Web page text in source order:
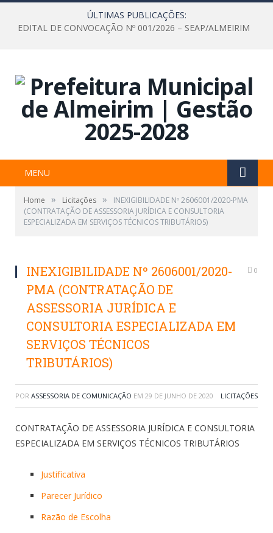
ÚLTIMAS PUBLICAÇÕES:
EDITAL DE CONVOCAÇÃO Nº 001/2026 – SEAP/ALMEIRIM
MENU
Home » Licitações »
INEXIGIBILIDADE Nº 2606001/2020-PMA
(CONTRATAÇÃO DE ASSESSORIA JURÍDICA E CONSULTORIA
ESPECIALIZADA EM SERVIÇOS TÉCNICOS TRIBUTÁRIOS)
INEXIGIBILIDADE Nº 2606001/2020-
PMA (CONTRATAÇÃO DE
ASSESSORIA JURÍDICA E
CONSULTORIA ESPECIALIZADA EM
SERVIÇOS TÉCNICOS
TRIBUTÁRIOS)
0
POR ASSESSORIA DE COMUNICAÇÃO EM 29 DE JUNHO DE 2020 LICITAÇÕES
CONTRATAÇÃO DE ASSESSORIA JURÍDICA E CONSULTORIA
ESPECIALIZADA EM SERVIÇOS TÉCNICOS TRIBUTÁRIOS
Justificativa
Parecer Jurídico
Razão de Escolha